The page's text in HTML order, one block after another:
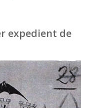
expedient de